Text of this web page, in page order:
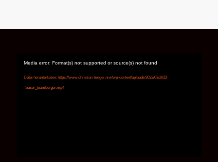
Media error: Format(s) not supported or source(s) not found
Datei herunterladen: https://www.christian-berger.nrw/wp-content/uploads/2022/03/2022-
Teaser_teamberger.mp4